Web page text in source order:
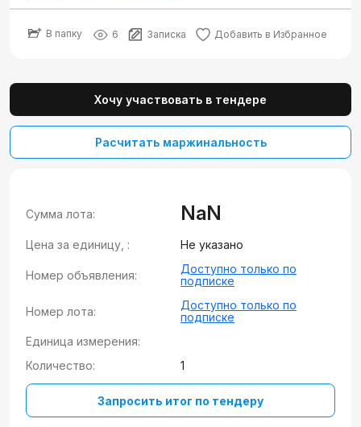
В папку 6 Записка Добавить в Избранное
Хочу участвовать в тендере
Расчитать маржинальность
Сумма лота: NaN
Цена за единицу, : Не указано
Номер объявления:
Доступно только по
подписке
Номер лота:
Доступно только по
подписке
Единица измерения:
Количество:
1
Запросить итог по тендеру